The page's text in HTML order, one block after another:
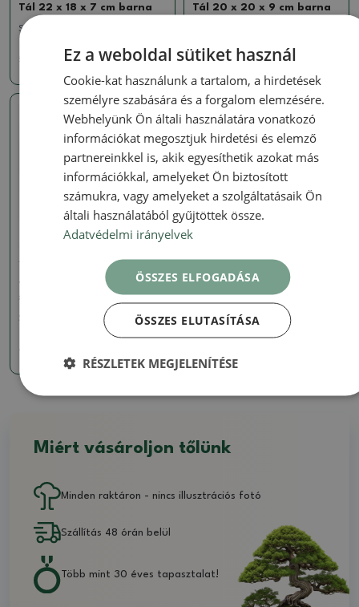
Tál 22 x 18 x 7 cm barna
SKU:
5838 Ft
Tál 20 x 20 x 9 cm barna
4341 Ft
Valódi fotó
Tál 16 x 16 x 6,5 cm barna
színben
1451-BC25-ZQ-4
4341 Ft
Miért vásároljon tőlünk
Minden raktáron - nincs illusztrációs fotó
Szállítás 48 órán belül
Több mint 30 éves tapasztalat!
Ez a weboldal sütiket használ
Cookie-kat használunk a tartalom, a hirdetések
személyre szabására és a forgalom elemzésére.
Webhelyünk Ön általi használatára vonatkozó
információkat megosztjuk hirdetési és elemző
partnereinkkel is, akik egyesíthetik azokat más
információkkal, amelyeket Ön biztosított
számukra, vagy amelyeket a szolgáltatásaik Ön
általi használatából gyűjtöttek össze.
Adatvédelmi irányelvek
ÖSSZES ELFOGADÁSA
ÖSSZES ELUTASÍTÁSA
RÉSZLETEK MEGJELENÍTÉSE